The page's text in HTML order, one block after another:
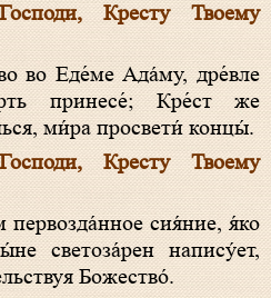
Кресту Твоему
принесе́; Кре́ст же
ми́ра просвети́ концы́.
Кресту Твоему
светоза́рен напису́ет,
Божество́.